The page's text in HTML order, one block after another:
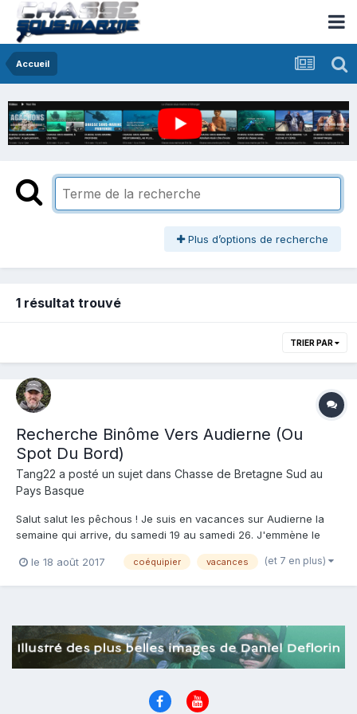
Accueil
Plus d’options de recherche
1 résultat trouvé
TRIER PAR
Recherche Binôme Vers Audierne (Ou
Spot Du Bord)
Tang22 a posté un sujet dans Chasse de Bretagne Sud au
Pays Basque
Salut salut les pêchous ! Je suis en vacances sur Audierne la
semaine qui arrive, du samedi 19 au samedi 26. J'emmène le
un petit spot pour faire une belle sortie du bord en solo. Je
le 18 août 2017 coéquipier vacances (et 7 en plus)